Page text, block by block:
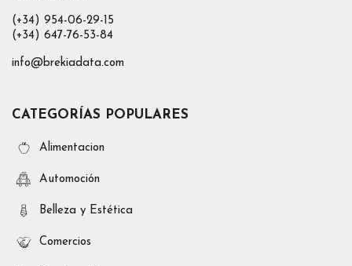
(+34) 954-06-29-15
(+34) 647-76-53-84
info@brekiadata.com
CATEGORÍAS POPULARES
Alimentacion
Automoción
Belleza y Estética
Comercios